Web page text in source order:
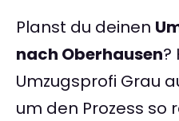
Planst du deinen
nach Oberhausen?
Umzugsprofi Grau
um den Prozess so